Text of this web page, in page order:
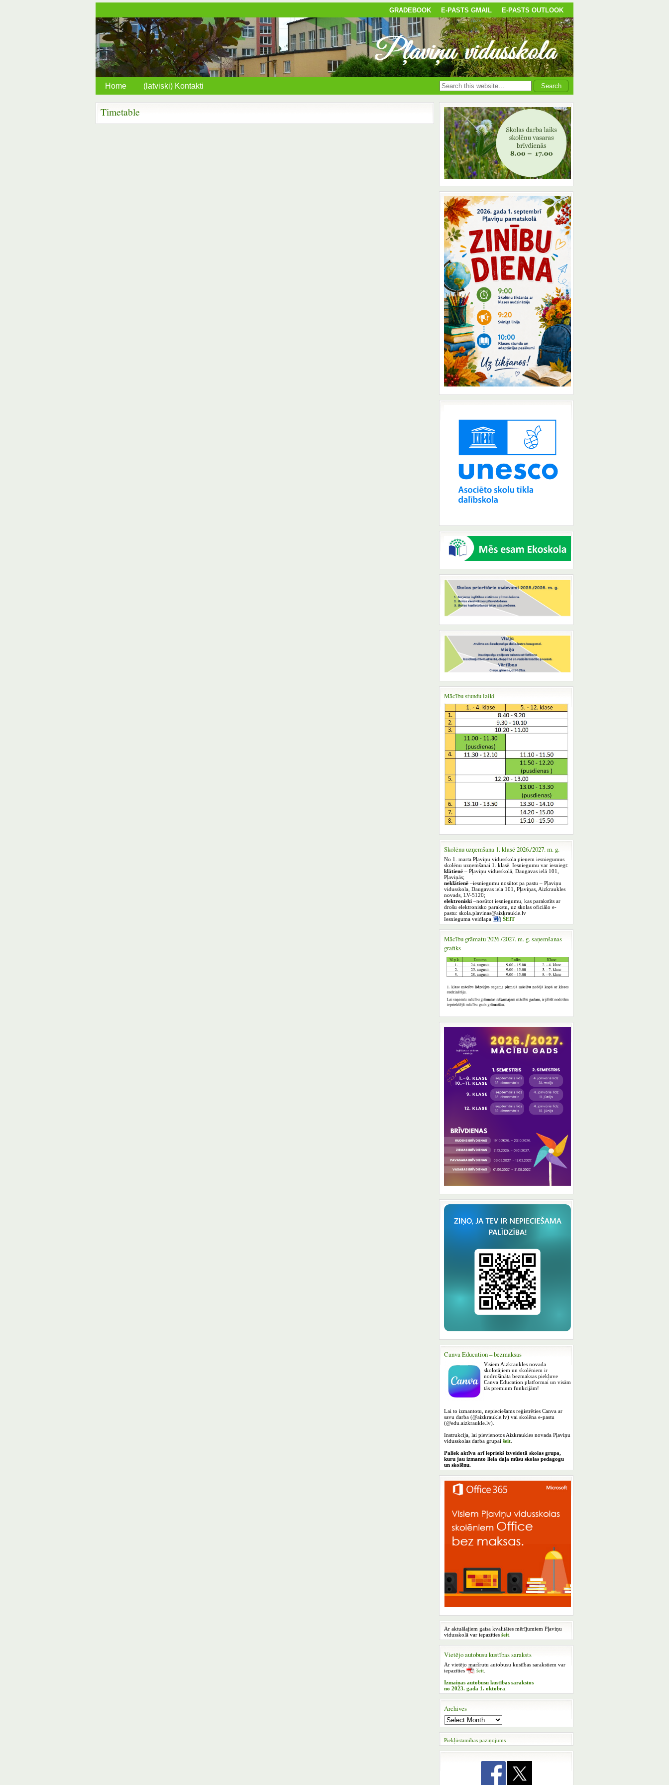
GRADEBOOK E-PASTS GMAIL E-PASTS OUTLOOK
Home (latviski) Kontakti
Timetable
Mācību stundu laiki
Skolēnu uzņemšana 1. klasē 2026./2027. m. g.
No 1. marta Pļaviņu vidusskola pieņem iesniegumus
skolēnu uzņemšanai 1. klasē. Iesniegumu var iesniegt:
klātienē – Pļaviņu vidusskolā, Daugavas ielā 101,
Pļaviņās;
neklātienē –iesniegumu nosūtot pa pastu – Pļaviņu
vidusskola, Daugavas iela 101, Pļaviņas, Aizkraukles
novads, LV-5120;
elektroniski –nosūtot iesniegumu, kas parakstīts ar
drošu elektronisko parakstu, uz skolas oficiālo e-
pastu: skola.plavinas@aizkraukle.lv
Iesnieguma veidlapa
ŠEIT
Mācību grāmatu 2026./2027. m. g. saņemšanas
grafiks
Canva Education – bezmaksas
Visiem Aizkraukles novada
skolotājiem un skolēniem ir
nodrošināta bezmaksas piekļuve
Canva Education platformai un visām
tās premium funkcijām!
Lai to izmantotu, nepieciešams reģistrēties Canva ar
savu darba (@aizkraukle.lv) vai skolēna e-pastu
(@edu.aizkraukle.lv).
Instrukcija, lai pievienotos Aizkraukles novada Pļaviņu
vidusskolas darba grupai šeit
Paliek aktīva arī iepriekš izveidotā skolas grupa,
kuru jau izmanto liela daļa mūsu skolas pedagogu
un skolēnu.
Ar aktuālajiem gaisa kvalitātes mērījumiem Pļaviņu
vidusskolā var iepazīties šeit
Vietējo autobusu kustības saraksts
Ar vietējo maršrutu autobusu kustības sarakstiem var
iepazīties
šeit
Izmaiņas autobusu kustības sarakstos
no 2023. gada 1. oktobra
Archives
Piekļūstamības paziņojums